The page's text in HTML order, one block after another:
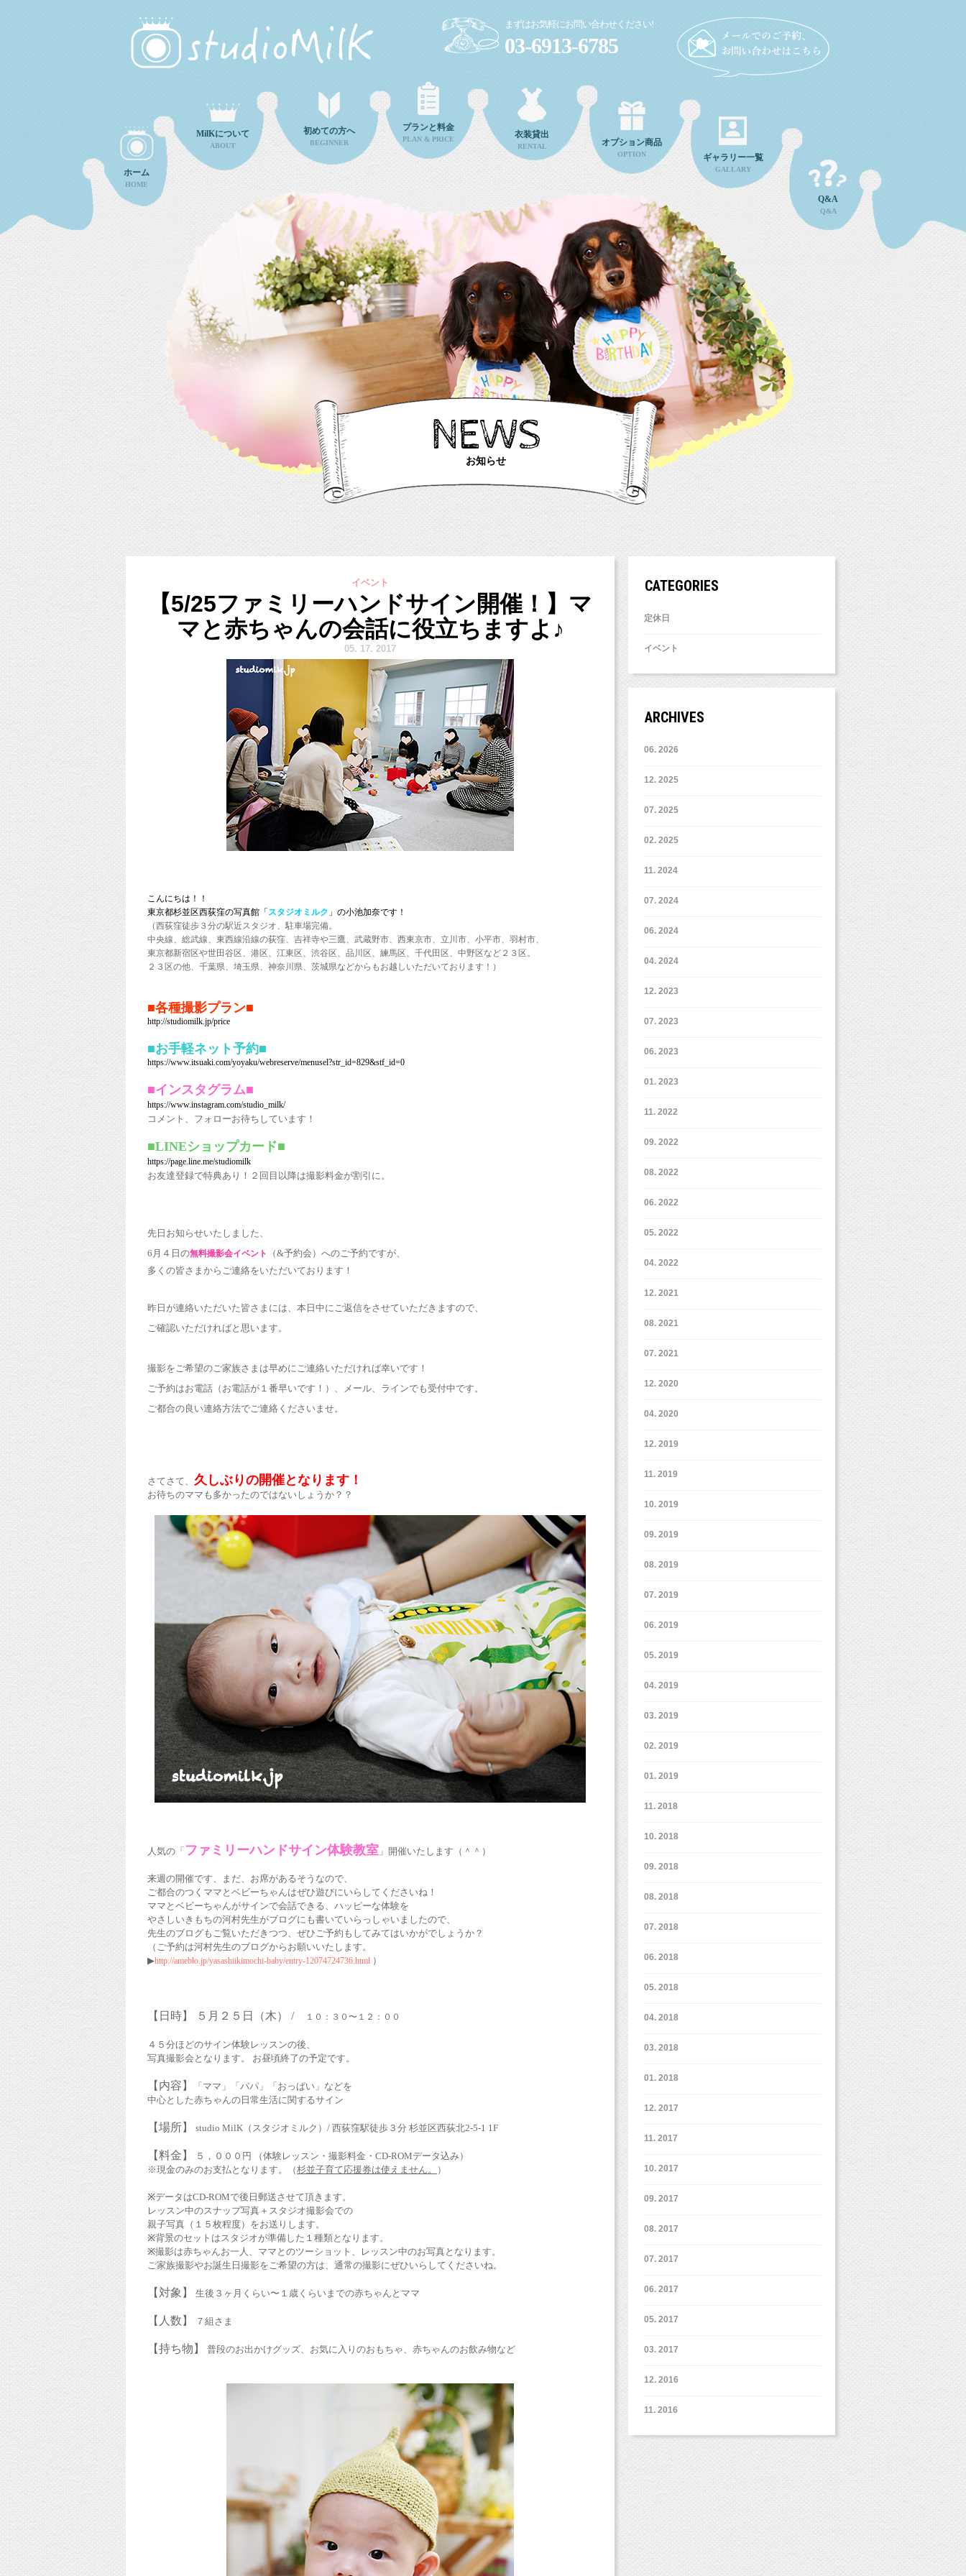
まずはお気軽にお問い合わせください!
03-6913-6785
ホーム
HOME
MilKについて
ABOUT
初めての方へ
BEGINNER
プランと料金
PLAN & PRICE 衣装貸出
RENTAL オプション商品
OPTION ギャラリー一覧
GALLARY
Q&A
Q&A
NEWS
お知らせ
イベント
【5/25ファミリーハンドサイン開催！】マ
マと赤ちゃんの会話に役立ちますよ♪
5. 17. 2017
こんにちは！！
東京都杉並区西荻窪の写真館「 スタジオミルク 」の小池加奈です！
（西荻窪徒歩３分の駅近スタジオ、駐車場完備。
中央線、総武線、東西線沿線の荻窪、吉祥寺や三鷹、武蔵野市、西東京市、立川市、小平市、羽村市、
東京都新宿区や世田谷区、港区、江東区、渋谷区、品川区、練馬区、千代田区、中野区など２３区。
２３区の他、千葉県、埼玉県、神奈川県、茨城県などからもお越しいただいております！）
■各種撮影プラン■
http://studiomilk.jp/price
■お手軽ネット予約■
https://www.itsuaki.com/yoyaku/webreserve/menusel?str_id=829&stf_id=0
■インスタグラム■
https://www.instagram.com/studio_milk/
コメント、フォローお待ちしています！
■LINEショップカード■
https://page.line.me/studiomilk
お友達登録で特典あり！２回目以降は撮影料金が割引に。
先日お知らせいたしました、
6月４日の無料撮影会イベント （&予約会）へのご予約ですが、
多くの皆さまからご連絡をいただいております！
昨日が連絡いただいた皆さまには、本日中にご返信をさせていただきますので、
ご確認いただければと思います。
撮影をご希望のご家族さまは早めにご連絡いただければ幸いです！
ご予約はお電話（お電話が１番早いです！）、メール、ラインでも受付中です。
ご都合の良い連絡方法でご連絡くださいませ。
さてさて、 久しぶりの開催となります！
お待ちのママも多かったのではないしょうか？？
人気の「 ファミリーハンドサイン体験教室 」開催いたします（＾＾）
来週の開催です、まだ、お席があるそうなので、
ご都合のつくママとベビーちゃんはぜひ遊びにいらしてくださいね！
ママとベビーちゃんがサインで会話できる、ハッピーな体験を
やさしいきもちの河村先生がブログにも書いていらっしゃいましたので、
先生のブログもご覧いただきつつ、ぜひご予約もしてみてはいかがでしょうか？
（ご予約は河村先生のブログからお願いいたします。
▶︎http://ameblo.jp/yasashiikimochi-baby/entry-12074724736.html ）
【日時】 ５月２５日（木） / １０：３０〜１２：００
４５分ほどのサイン体験レッスンの後、
写真撮影会となります。 お昼頃終了の予定です。
【内容】
「ママ」「パパ」「おっぱい」などを
中心とした赤ちゃんの日常生活に関するサイン
【場所】 studio MilK（スタジオミルク）/ 西荻窪駅徒歩３分 杉並区西荻北2-5-1 1F
【料金】
５，０００円 （体験レッスン・撮影料金・CD-ROMデータ込み）
※現金のみのお支払となります。（杉並子育て応援券は使えません。 ）
※データはCD-ROMで後日郵送させて頂きます。
レッスン中のスナップ写真＋スタジオ撮影会での
親子写真（１５枚程度）をお送りします。
※背景のセットはスタジオが準備した１種類となります。
※撮影は赤ちゃんお一人、ママとのツーショット、レッスン中のお写真となります。
ご家族撮影やお誕生日撮影をご希望の方は、通常の撮影にぜひいらしてくださいね。
【対象】 生後３ヶ月くらい〜１歳くらいまでの赤ちゃんとママ
【人数】 ７組さま
【持ち物】 普段のお出かけグッズ、お気に入りのおもちゃ、赤ちゃんのお飲み物など
CATEGORIES
定休日
イベント
ARCHIVES
6. 2026
12. 2025
7. 2025
2. 2025
11. 2024
7. 2024
6. 2024
4. 2024
12. 2023
7. 2023
6. 2023
1. 2023
11. 2022
9. 2022
8. 2022
6. 2022
5. 2022
4. 2022
12. 2021
8. 2021
7. 2021
12. 2020
4. 2020
12. 2019
11. 2019
10. 2019
9. 2019
8. 2019
7. 2019
6. 2019
5. 2019
4. 2019
3. 2019
2. 2019
1. 2019
11. 2018
10. 2018
9. 2018
8. 2018
7. 2018
6. 2018
5. 2018
4. 2018
3. 2018
1. 2018
12. 2017
11. 2017
10. 2017
9. 2017
8. 2017
7. 2017
6. 2017
5. 2017
3. 2017
12. 2016
11. 2016